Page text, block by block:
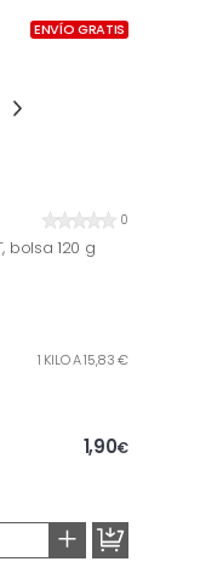
ENVÍO GRATIS
0
bolsa 120 g
1 KILO A 15,83 €
1,90€
+